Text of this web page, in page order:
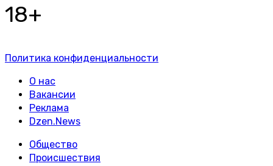
18+
Политика конфиденциальности
О нас
Вакансии
Реклама
Dzen.News
Общество
Происшествия